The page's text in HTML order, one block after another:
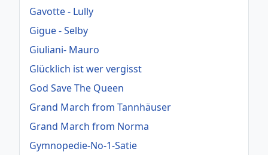
Gavotte - Lully
Gigue - Selby
Giuliani- Mauro
Glücklich ist wer vergisst
God Save The Queen
Grand March from Tannhäuser
Grand March from Norma
Gymnopedie-No-1-Satie